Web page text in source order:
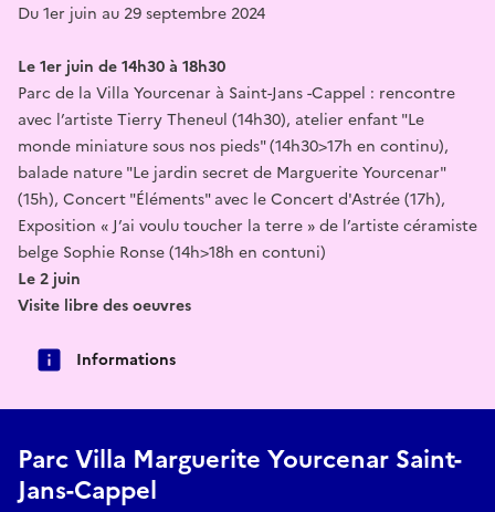
Du 1er juin au 29 septembre 2024
Le 1er juin de 14h30 à 18h30
Parc de la Villa Yourcenar à Saint-Jans -Cappel : rencontre
avec l’artiste Tierry Theneul (14h30), atelier enfant "Le
monde miniature sous nos pieds" (14h30>17h en continu),
balade nature "Le jardin secret de Marguerite Yourcenar"
(15h), Concert "Éléments" avec le Concert d'Astrée (17h),
Exposition « J’ai voulu toucher la terre » de l’artiste céramiste
belge Sophie Ronse (14h>18h en contuni)
Le 2 juin
Visite libre des oeuvres
Informations
Parc Villa Marguerite Yourcenar Saint-
Jans-Cappel